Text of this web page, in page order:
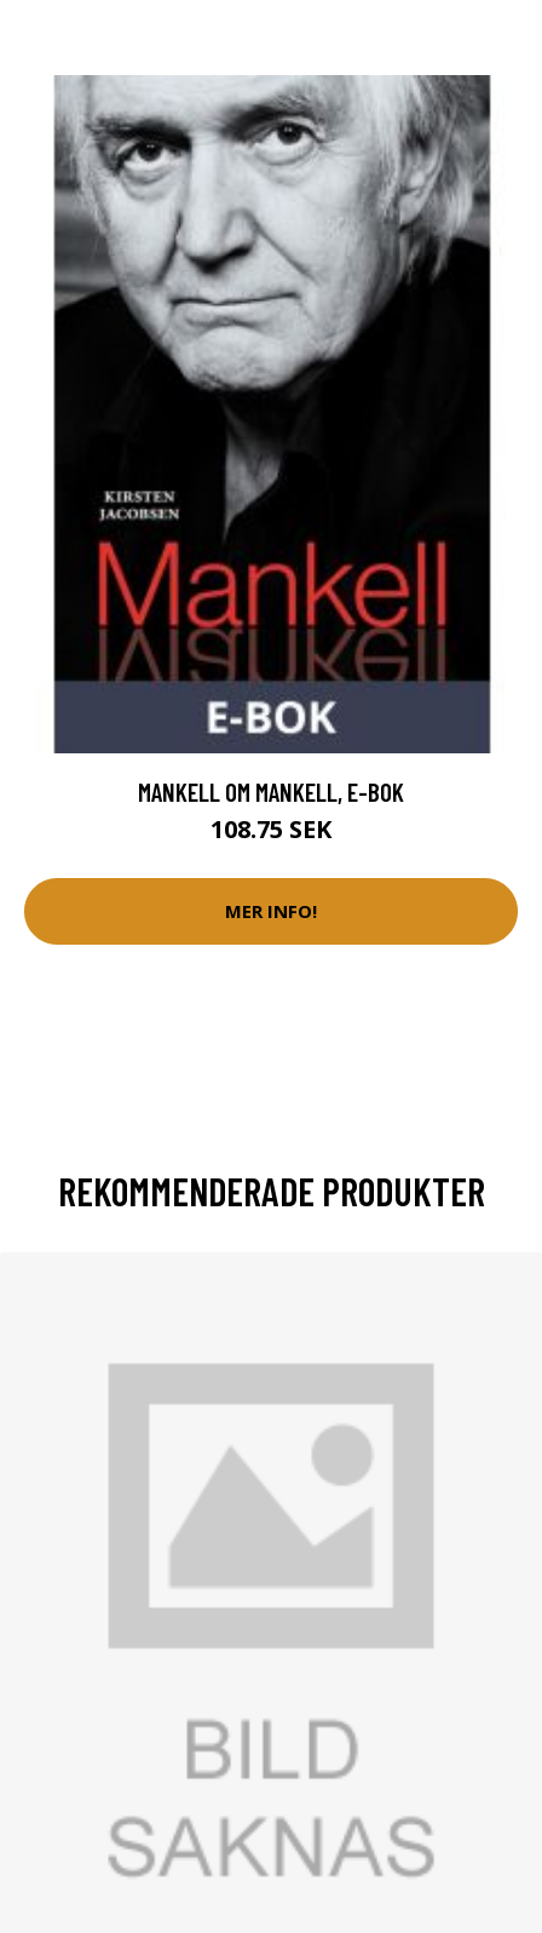
MANKELL OM MANKELL, E-BOK
108.75 SEK
MER INFO!
REKOMMENDERADE PRODUKTER